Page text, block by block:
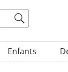
sur le site
Enfants